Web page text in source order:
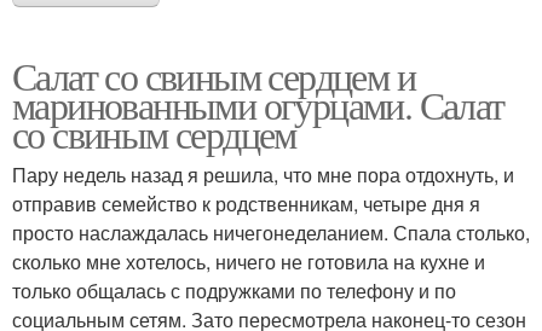
Салат со свиным сердцем и
маринованными огурцами. Салат
со свиным сердцем
Пару недель назад я решила, что мне пора отдохнуть, и
отправив семейство к родственникам, четыре дня я
просто наслаждалась ничегонеделанием. Спала столько,
сколько мне хотелось, ничего не готовила на кухне и
только общалась с подружками по телефону и по
социальным сетям. Зато пересмотрела наконец-то сезон